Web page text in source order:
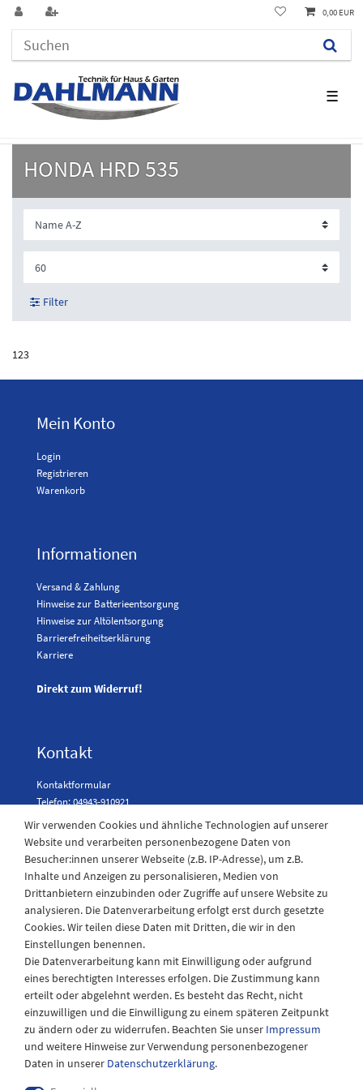
☰
0,00 EUR
HONDA HRD 535
Filter
123
Mein Konto
Login
Registrieren
Warenkorb
Informationen
Versand & Zahlung
Hinweise zur Batterieentsorgung
Hinweise zur Altölentsorgung
Barrierefreiheitserklärung
Karriere
Direkt zum Widerruf!
Kontakt
Kontaktformular
Telefon: 04943-910921
Laden Öffnungszeiten
Montag - Freitag
08:30 - 12:30 und 13.00 - 17.30 Uhr
Samstags
08:30 bis 12:30 Uhr
Wir verwenden Cookies und ähnliche Technologien auf unserer
Website und verarbeiten personenbezogene Daten von
Besucher:innen unserer Webseite (z.B. IP-Adresse), um z.B.
Inhalte und Anzeigen zu personalisieren, Medien von
Drittanbietern einzubinden oder Zugriffe auf unsere Website zu
analysieren. Die Datenverarbeitung erfolgt erst durch gesetzte
Cookies. Wir teilen diese Daten mit Dritten, die wir in den
Einstellungen benennen.
Die Datenverarbeitung kann mit Einwilligung oder aufgrund
eines berechtigten Interesses erfolgen. Die Zustimmung kann
erteilt oder abgelehnt werden. Es besteht das Recht, nicht
einzuwilligen und die Einwilligung zu einem späteren Zeitpunkt
zu ändern oder zu widerrufen. Beachten Sie unser Impressum
und weitere Hinweise zur Verwendung personenbezogener
Daten in unserer Daten­schutz­erklärung.